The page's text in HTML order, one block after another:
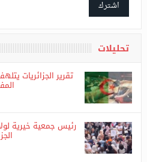
اشترك
تحليلات
تقرير الجزائريات
رئيس جمعية خيرية